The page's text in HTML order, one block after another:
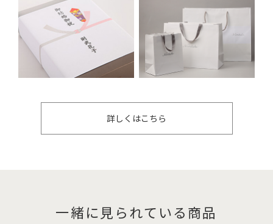
詳しくはこちら
一緒に見られている商品